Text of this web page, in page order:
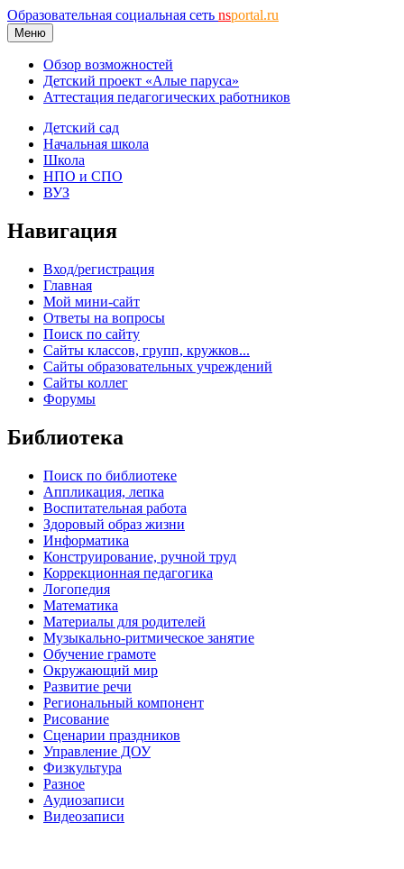
Образовательная социальная сеть nsportal.ru
Меню
Обзор возможностей
Детский проект «Алые паруса»
Аттестация педагогических работников
Детский сад
Начальная школа
Школа
НПО и СПО
ВУЗ
Навигация
Вход/регистрация
Главная
Мой мини-сайт
Ответы на вопросы
Поиск по сайту
Сайты классов, групп, кружков...
Сайты образовательных учреждений
Сайты коллег
Форумы
Библиотека
Поиск по библиотеке
Аппликация, лепка
Воспитательная работа
Здоровый образ жизни
Информатика
Конструирование, ручной труд
Коррекционная педагогика
Логопедия
Математика
Материалы для родителей
Музыкально-ритмическое занятие
Обучение грамоте
Окружающий мир
Развитие речи
Региональный компонент
Рисование
Сценарии праздников
Управление ДОУ
Физкультура
Разное
Аудиозаписи
Видеозаписи